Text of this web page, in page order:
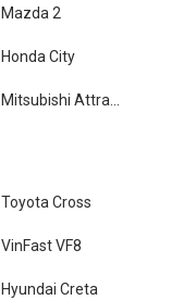
Mazda 2
Honda City
Toyota Cross
VinFast VF8
Hyundai Creta